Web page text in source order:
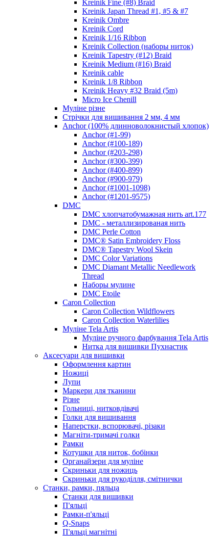
Kreinik Fine (#8) Braid
Kreinik Japan Thread #1, #5 & #7
Kreinik Ombre
Kreinik Cord
Kreinik 1/16 Ribbon
Kreinik Collection (наборы ниток)
Kreinik Tapestry (#12) Braid
Kreinik Medium (#16) Braid
Kreinik cable
Kreinik 1/8 Ribbon
Kreinik Heavy #32 Braid (5m)
Micro Ice Chenill
Муліне різне
Стрічки для вишивання 2 мм, 4 мм
Anchor (100% длинноволокнистый хлопок)
Anchor (#1-99)
Anchor (#100-189)
Anchor (#203-298)
Anchor (#300-399)
Anchor (#400-899)
Anchor (#900-979)
Anchor (#1001-1098)
Anchor (#1201-9575)
DMC
DMC хлопчатобумажная нить art.177
DMC - металлизированая нить
DMC Perle Cotton
DMC® Satin Embroidery Floss
DMC® Tapestry Wool Skein
DMC Color Variations
DMC Diamant Metallic Needlework
Thread
Наборы мулине
DMC Etoile
Caron Collection
Caron Collection Wildflowers
Caron Collection Waterlilies
Муліне Tela Artis
Муліне ручного фарбування Tela Artis
Нитка для вишивки Пухнастик
Аксесуари для вишивки
Оформлення картин
Ножиці
Лупи
Маркери для тканини
Різне
Гольниці, нитковдівачі
Голки для вишивання
Наперстки, вспорювачі, різаки
Магніти-тримачі голки
Рамки
Котушки для ниток, бобінки
Органайзери для муліне
Скриньки для ножиць
Скриньки для рукоділля, смітнички
Станки, рамки, пяльца
Станки для вишивки
П'яльці
Рамки-п'яльці
Q-Snaps
П'яльці магнітні